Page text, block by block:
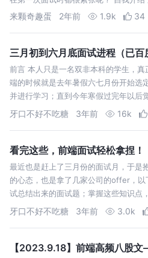
的介绍
来颗奇趣蛋 2年前 1.9k 34
三月初到六月底面试进程（已百
前言 本人只是一名双非本科的学生，真
端的时候就是去年暑假六七月份开始选
并进行学习；直到今年寒假过完年以后
了一个瓶颈期，开始准备春招了； 也多
牙口不好不吃糖 3年前 16k
看完这些，前端面试轻松拿捏！
最近也是赶上了三月份的面试月，于是
的心态，也是拿了几家公司的offer，以
试总结出来的面试题；掌握这些知识点
轻松拿捏！
牙口不好不吃糖 3年前 3.0k
【2023.9.18】前端高频八股